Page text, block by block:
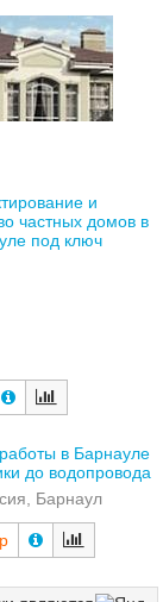
и
частных домов в
под ключ
в Барнауле
до водопровода
Барнаул